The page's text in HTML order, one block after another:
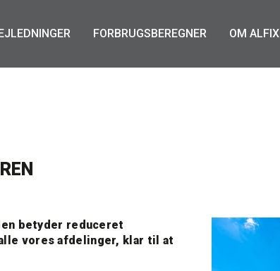
FORBRUGSBEREGNER OM ALFIX
betyder reduceret
vores afdelinger, klar til at